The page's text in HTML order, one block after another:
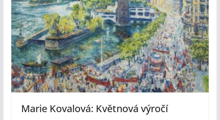
Marie Kovalová: Květnová výročí